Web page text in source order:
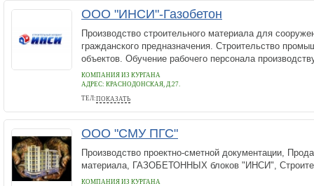
ООО "ИНСИ"-Газобетон
Производство строительного материала для
гражданского предназначения. Строительство
объектов. Обучение рабочего персонала
КОМПАНИЯ ИЗ КУРГАНА
АДРЕС: КРАСНОДОНСКАЯ, Д.27.
ТЕЛ:ПОКАЗАТЬ
8-963-001-82-72, 8-908-000-03-10, 8-912-522-23-05
ООО "СМУ ПГС"
Производство проектно-сметной документации,
материала, ГАЗОБЕТОННЫХ блоков "ИНСИ",
КОМПАНИЯ ИЗ КУРГАНА